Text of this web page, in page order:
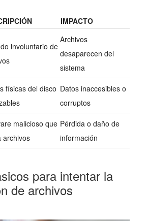
IMPACTO
involuntario de
Archivos
desaparecen del
sistema
físicas del disco Datos inaccesibles o
corruptos
malicioso que
archivos
Pérdida o daño de
información
para intentar la
de archivos